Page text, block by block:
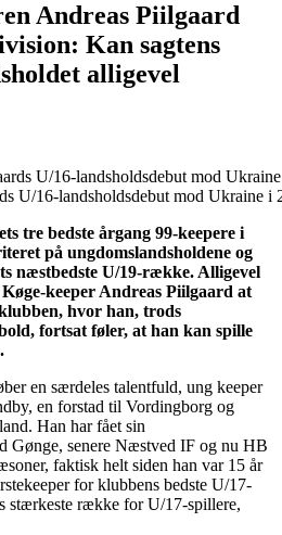
Andreas Piilgaard
Kan sagtens
alligevel
U/16-landsholdsdebut mod Ukraine
tre bedste årgang 99-keepere i
på ungdomslandsholdene og
næstbedste U/19-række. Alligevel
keeper Andreas Piilgaard at
hvor han, trods
fortsat føler, at han kan spille
en særdeles talentfuld, ung keeper
en forstad til Vordingborg og
Han har fået sin
Gønge, senere Næstved IF og nu HB
faktisk helt siden han var 15 år
for klubbens bedste U/17-
stærkeste række for U/17-spillere,